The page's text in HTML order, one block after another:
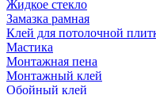
Жидкое стекло
Замазка рамная
Клей для потолочной
Мастика
Монтажная пена
Монтажный клей
Обойный клей